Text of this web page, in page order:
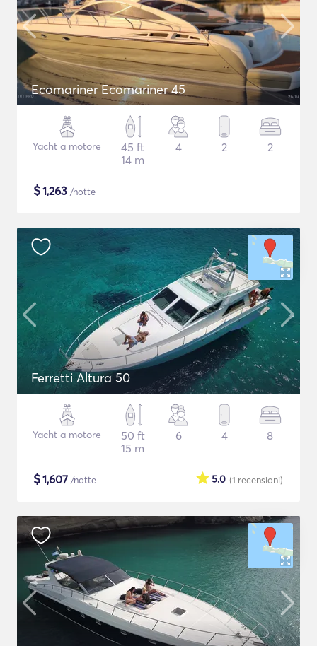
Ecomariner Ecomariner 45
Yacht a motore
45 ft
14 m
4 2 2
$1,263 /notte
Ferretti Altura 50
Yacht a motore
50 ft
15 m
6 4 8
$1,607 /notte (1 recensioni)
5.0